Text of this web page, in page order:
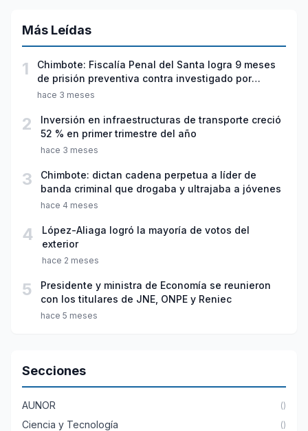
Más Leídas
1
Chimbote: Fiscalía Penal del Santa logra 9 meses
de prisión preventiva contra investigado por
violación sexual y tentativa de feminicidio
hace 3 meses
2
Inversión en infraestructuras de transporte creció
52 % en primer trimestre del año
hace 3 meses
3
Chimbote: dictan cadena perpetua a líder de
banda criminal que drogaba y ultrajaba a jóvenes
hace 4 meses
4
López-Aliaga logró la mayoría de votos del
exterior
hace 2 meses
5
Presidente y ministra de Economía se reunieron
con los titulares de JNE, ONPE y Reniec
hace 5 meses
Secciones
AUNOR ()
Ciencia y Tecnología ()